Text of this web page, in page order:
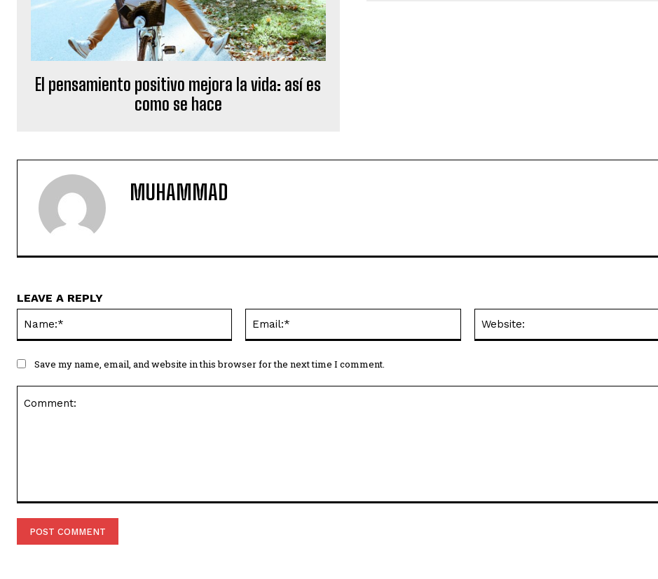
El pensamiento positivo mejora la vida: así es
como se hace
MUHAMMAD
LEAVE A REPLY
Save my name, email, and website in this browser for the next time I comment.